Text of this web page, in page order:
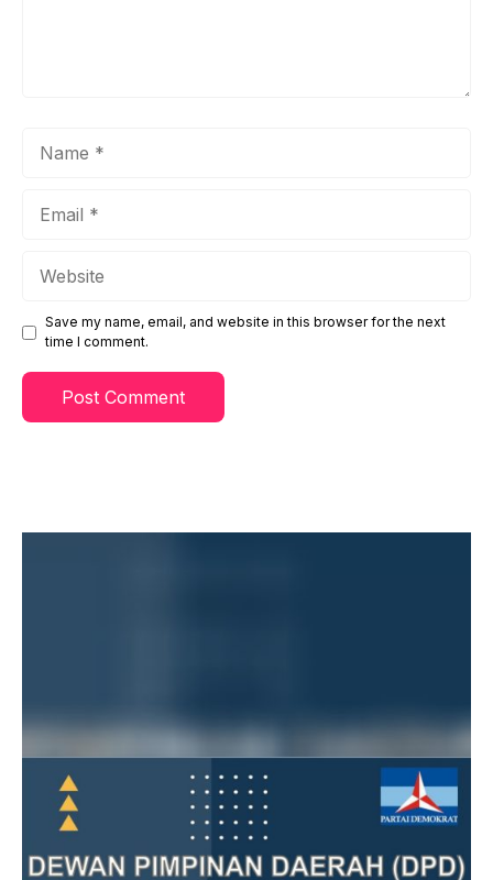
Save my name, email, and website in this browser for the next
time I comment.